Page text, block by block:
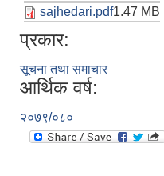
sajhedari.pdf1.47 MB
प्रकार:
सूचना तथा समाचार
आर्थिक वर्ष:
२०७९/०८०